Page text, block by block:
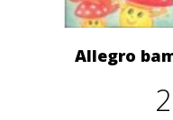
Allegro